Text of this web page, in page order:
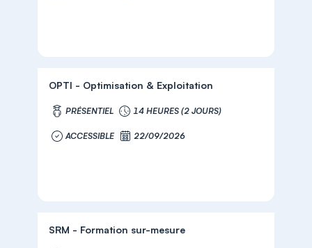
OPTI - Optimisation & Exploitation
PRÉSENTIEL 14 HEURES (2 JOURS)
ACCESSIBLE 22/09/2026
SRM - Formation sur-mesure